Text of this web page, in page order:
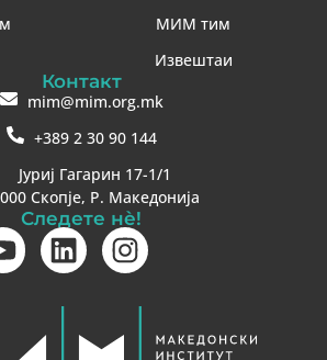
МИМ тим
Извештаи
Контакт
mim@mim.org.mk
+389 2 30 90 144
Јуриј Гагарин 17-1/1
Скопје, Р. Македонија
Следете нè!